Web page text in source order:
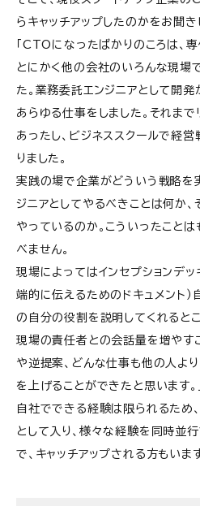
らキャッチアップしたのかをお聞き
「CTOになったばかりのころは、
とにかく他の会社のいろんな現場
た。業務委託エンジニアとして開
あらゆる仕事をしました。それま
あったし、ビジネススクールで経
りました。
実践の場で企業がどういう戦略を
ジニアとしてやるべきことは何か
やっているのか。こういったこと
べません。
現場によってはインセプションデッ
端的に伝えるためのドキュメント）
の自分の役割を説明してくれるとこ
現場の責任者との会話量を増やす
や逆提案、どんな仕事も他の人よ
を上げることができたと思います。
自社でできる経験は限られるため
として入り、様々な経験を同時並
で、キャッチアップされる方もいます